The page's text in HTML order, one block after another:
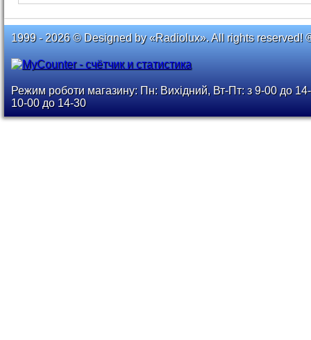
1999 - 2026 © Designed by «Radiolux». All rights reserved!
Режим роботи магазину: Пн: Вихідний, Вт-Пт: з 9-00 до
10-00 до 14-30